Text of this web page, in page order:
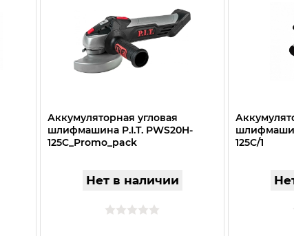
Аккумуляторная угловая
шлифмашина P.I.T. PWS20H-
125C_Promo_pack
Нет в наличии
125C/1